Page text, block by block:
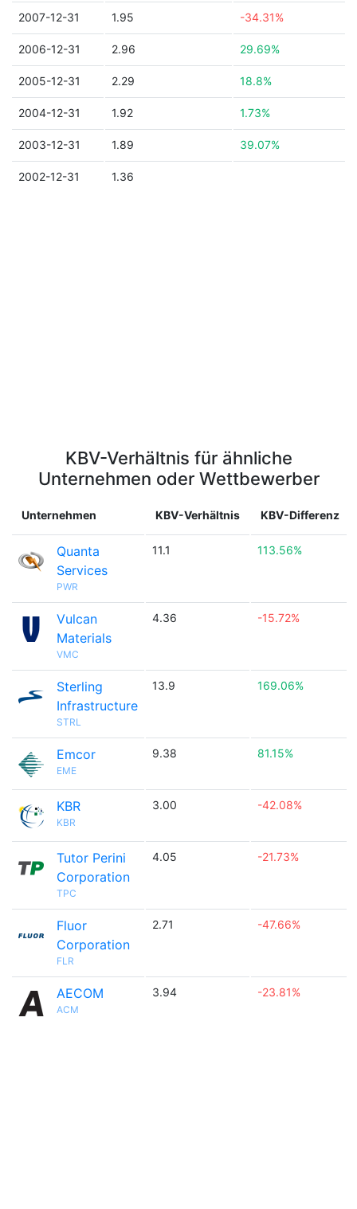
2007-12-31 1.95 -34.31%
2006-12-31 2.96 29.69%
2005-12-31 2.29 18.8%
2004-12-31 1.92 1.73%
2003-12-31 1.89 39.07%
2002-12-31 1.36
KBV-Verhältnis für ähnliche
Unternehmen oder Wettbewerber
Unternehmen KBV-Verhältnis KBV-Differenz
Quanta
Services
PWR
11.1 113.56%
Vulcan
Materials
VMC
4.36 -15.72%
Sterling
Infrastructure
STRL
13.9 169.06%
Emcor
EME
9.38 81.15%
KBR
KBR
3.00 -42.08%
Tutor Perini
Corporation
TPC
4.05 -21.73%
Fluor
Corporation
FLR
2.71 -47.66%
AECOM
ACM
3.94 -23.81%